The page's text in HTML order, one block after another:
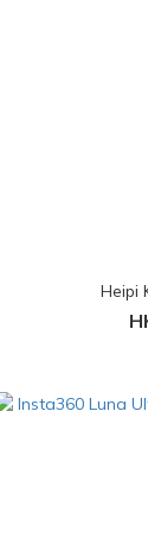
Heipi